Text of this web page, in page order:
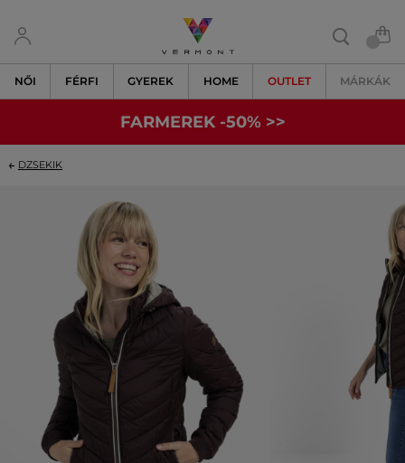
NŐI FÉRFI GYEREK HOME OUTLET MÁRKÁK
FARMEREK -50% >>
DZSEKIK